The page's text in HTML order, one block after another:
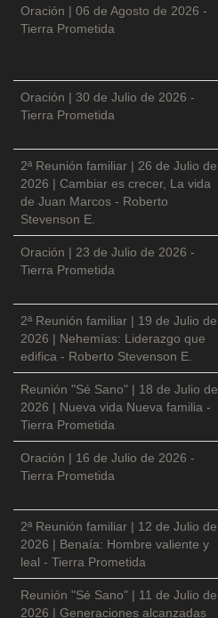
Oración | 06 de Agosto de 2026 -
Tierra Prometida
Oración | 30 de Julio de 2026 -
Tierra Prometida
2ª Reunión familiar | 26 de Julio de
2026 | Cambiar es crecer, La vida
de Juan Marcos - Roberto
Stevenson E.
Oración | 23 de Julio de 2026 -
Tierra Prometida
2ª Reunión familiar | 19 de Julio de
2026 | Nehemías: Liderazgo que
edifica - Roberto Stevenson E.
Reunión "Sé Sano" | 18 de Julio de
2026 | Nueva vida Nueva familia -
Tierra Prometida
Oración | 16 de Julio de 2026 -
Tierra Prometida
2ª Reunión familiar | 12 de Julio de
2026 | Benaía: Hombre valiente y
leal - Tierra Prometida
Reunión "Sé Sano" | 11 de Julio de
2026 | Generaciones alcanzadas